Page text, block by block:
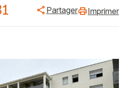
Partager Imprimer